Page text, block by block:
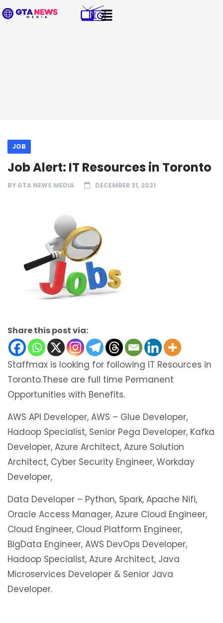
JOB
Job Alert: IT Resources in Toronto
BY GTA NEWS MEDIA DECEMBER 31, 2021
Share this post via:
Staffmax is looking for following IT Resources in
Toronto.These are full time Permanent
Opportunities with Benefits.
AWS API Developer, AWS – Glue Developer,
Hadoop Specialist, Senior Pega Developer, Kafka
Developer, Azure Architect, Azure Solution
Architect, Cyber Security Engineer, Workday
Developer,
Data Developer – Python, Spark, Apache Nifi,
Oracle Access Manager, Azure Cloud Engineer,
Cloud Engineer, Cloud Platform Engineer,
BigData Engineer, AWS DevOps Developer,
Hadoop Specialist, Azure Architect, Java
Microservices Developer & Senior Java
Developer.